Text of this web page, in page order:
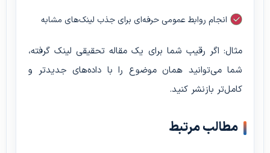
انجام روابط عمومی حرفه‌ای برای جذب لینک‌های مشابه
مثال: اگر رقیب شما برای یک مقاله تحقیقی لینک گرفته،
شما می‌توانید همان موضوع را با داده‌های جدیدتر و
کامل‌تر بازنشر کنید.
مطالب مرتبط